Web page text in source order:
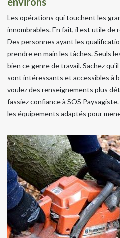
Les opérations qui touchent les
innombrables. En fait, il est utile de
Des personnes ayant les
prendre en main les tâches. Seuls
bien ce genre de travail. Sachez
sont intéressants et accessibles à
voulez des renseignements plus
fassiez confiance à SOS
les équipements adaptés pour